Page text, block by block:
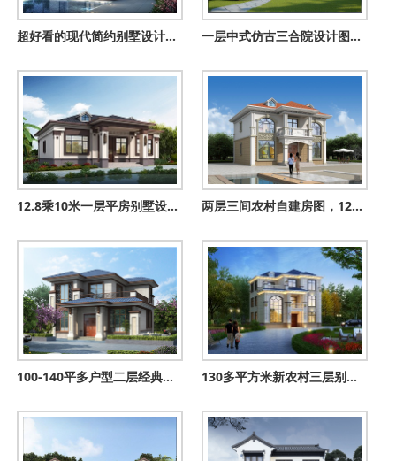
超好看的现代简约别墅设计图，占地100平米，城里一套房都不换 一层中式仿古三合院设计图，实用又大气，百年不过时
12.8乘10米一层平房别墅设计图，四室二厅南北通透 两层三间农村自建房图，125平有7间卧室，全家人都能住得下
100-140平多户型二层经典新农村小别墅设计建筑图纸 130多平方米新农村三层别墅建筑设计图及效果图